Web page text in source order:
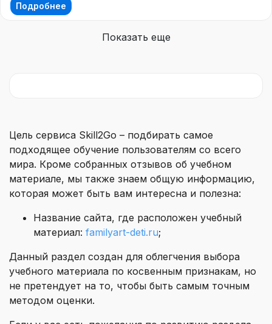
Подробнее
Показать еще
Цель сервиса Skill2Go – подбирать самое
подходящее обучение пользователям со всего
мира. Кроме собранных отзывов об учебном
материале, мы также знаем общую информацию,
которая может быть вам интересна и полезна:
Название сайта, где расположен учебный
материал: familyart-deti.ru;
Данный раздел создан для облегчения выбора
учебного материала по косвенным признакам, но
не претендует на то, чтобы быть самым точным
методом оценки.